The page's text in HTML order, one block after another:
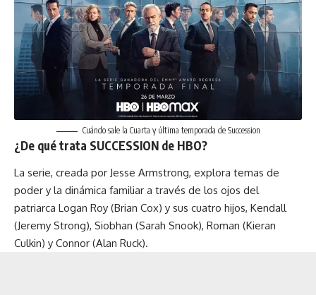
Cuándo sale la Cuarta y última temporada de Succession
¿De qué trata SUCCESSION de HBO?
La serie, creada por Jesse Armstrong, explora temas de
poder y la dinámica familiar a través de los ojos del
patriarca Logan Roy (Brian Cox) y sus cuatro hijos, Kendall
(Jeremy Strong), Siobhan (Sarah Snook), Roman (Kieran
Culkin) y Connor (Alan Ruck).